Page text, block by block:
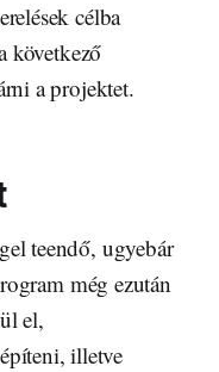
célba
következő
a projektet.
teendő, ugyebár
még ezután
el,
illetve